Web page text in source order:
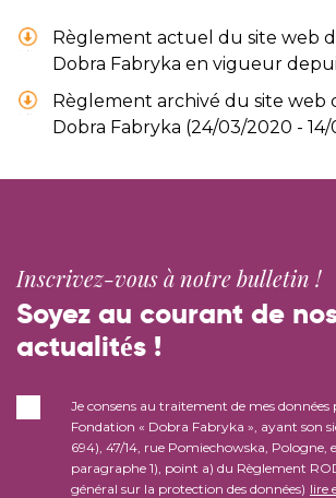
Règlement actuel du site web
Dobra Fabryka en vigueur
Règlement archivé du site web
Dobra Fabryka (24/03/2020 - 14/
Inscrivez-vous à notre bulletin !
Soyez au courant de
actualités !
Je consens au traitement de mes données
Fondation « Dobra Fabryka », ayant son
694), 47/14, rue Pomiechowska, Pologne,
paragraphe 1), point a) du Règlement
général sur la protection des données) lire